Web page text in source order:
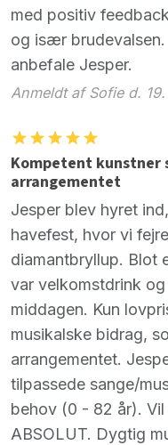
med positiv
og især
anbefale Jesper.
Anmeldt af Sofie d.
Kompetent kunstner
arrangementet
Jesper blev hyret
havefest, hvor vi
diamantbryllup. Blot
var velkomstdrink
middagen. Kun
musikalske bidrag,
arrangementet.
tilpassede sange/
behov (0 - 82 år).
ABSOLUT. Dygtig